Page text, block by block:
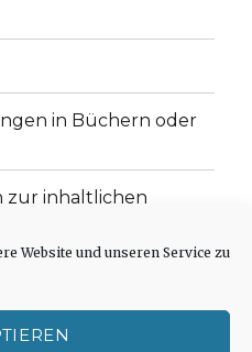
Website und unseren Service zu
in Büchern oder
zur inhaltlichen